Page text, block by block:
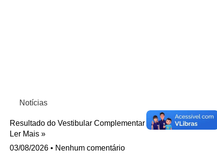
Notícias
Resultado do Vestibular Complementar 2026.2 da AEDA.
Ler Mais »
03/08/2026
Nenhum comentário